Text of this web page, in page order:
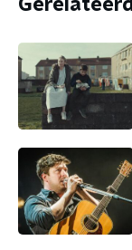
Gerelateerd